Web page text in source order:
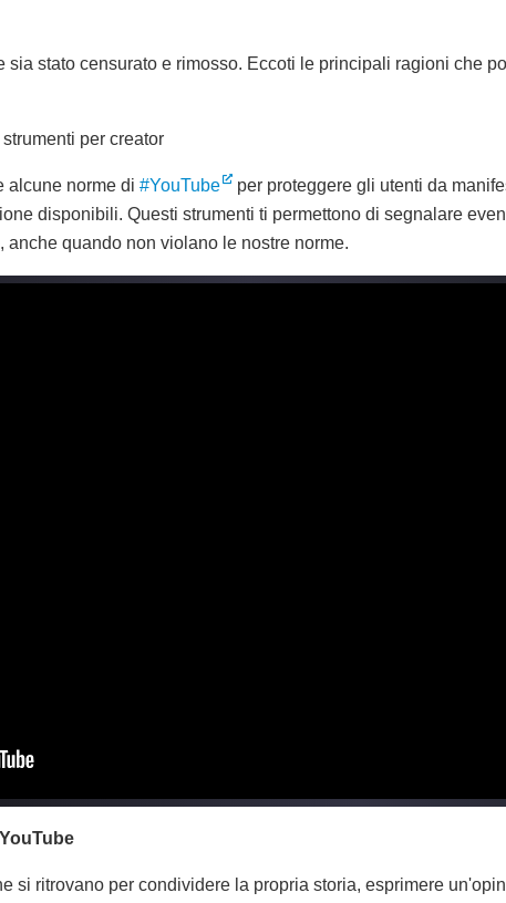
sia stato censurato e rimosso. Eccoti le principali ragioni che
per creator
alcune norme di #YouTube per proteggere gli utenti da
disponibili. Questi strumenti ti permettono di segnalare
anche quando non violano le nostre norme.
si ritrovano per condividere la propria storia, esprimere